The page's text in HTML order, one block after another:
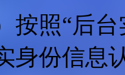
按照“后
身份信息